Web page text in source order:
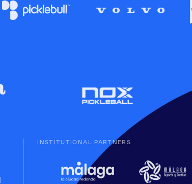
INSTITUTIONAL PARTNERS